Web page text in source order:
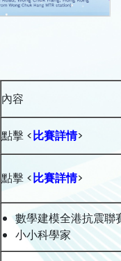
內容
點擊 <比賽詳情>
點擊 <比賽詳情>
數學建模全港抗震聯
小小科學家